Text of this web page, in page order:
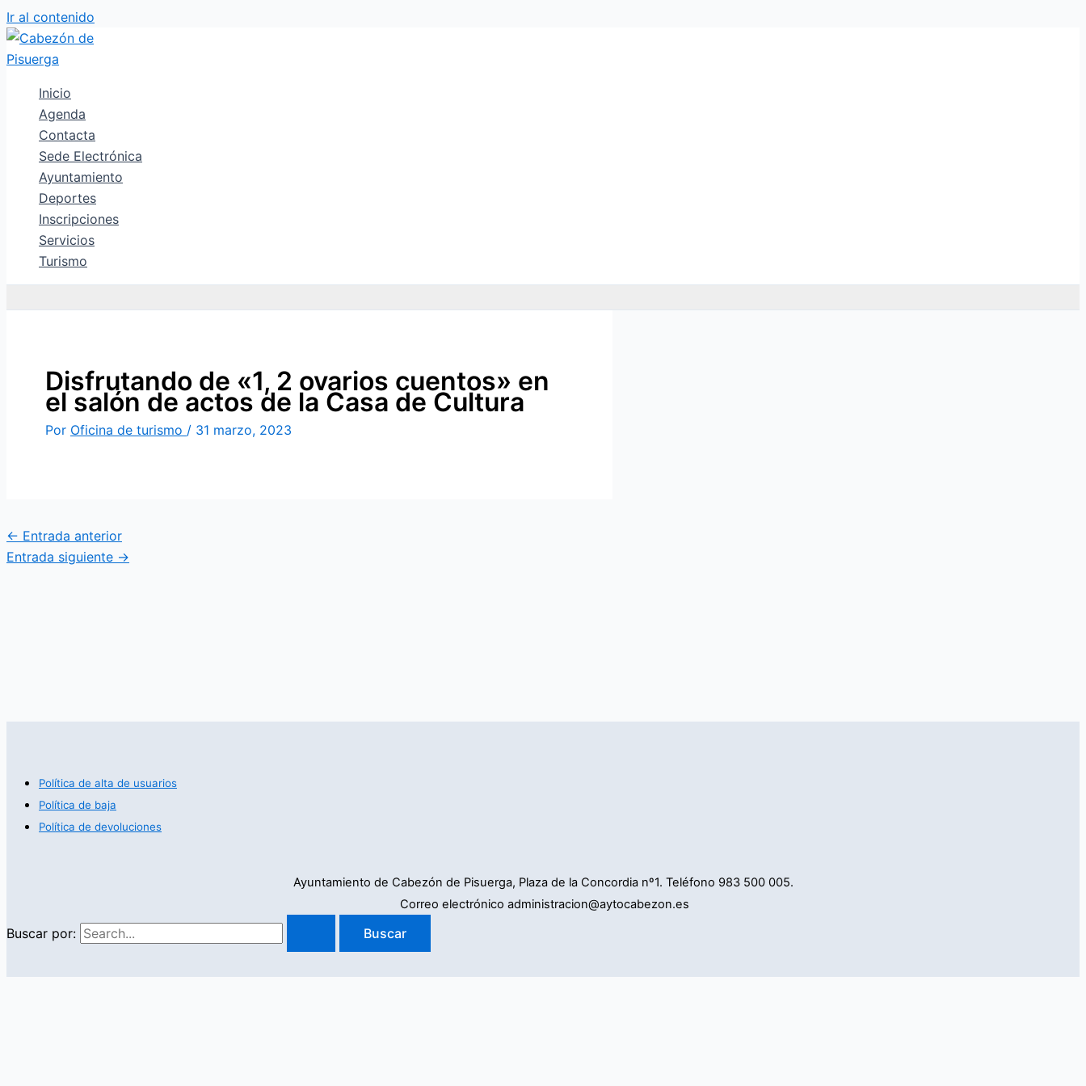
Ir al contenido
Inicio
Agenda
Contacta
Sede Electrónica
Ayuntamiento
Deportes
Inscripciones
Servicios
Turismo
Disfrutando de «1, 2 ovarios cuentos» en
el salón de actos de la Casa de Cultura
Por Oficina de turismo / 31 marzo, 2023
← Entrada anterior
Entrada siguiente →
Política de alta de usuarios
Política de baja
Política de devoluciones
Ayuntamiento de Cabezón de Pisuerga, Plaza de la Concordia nº1. Teléfono 983 500 005.
Correo electrónico administracion@aytocabezon.es
Buscar por: